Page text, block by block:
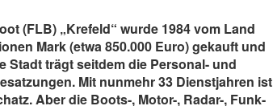
(FLB) „Krefeld“ wurde 1984 vom Land
Mark (etwa 850.000 Euro) gekauft und
Stadt trägt seitdem die Personal- und
Mit nunmehr 33 Dienstjahren ist
Aber die Boots-, Motor-, Radar-, Funk-